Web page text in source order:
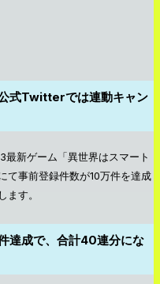
式Twitterでは連動キャン
新ゲーム「異世界はスマート
て事前登録件数が10万件を達成
ます。
達成で、合計40連分にな